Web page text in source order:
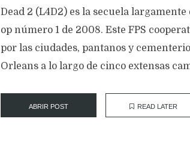
Dead 2 (L4D2) es la secuela
op número 1 de 2008. Este FPS
por las ciudades, pantanos y
Orleans a lo largo de cinco extensas
ABRIR POST READ LATER